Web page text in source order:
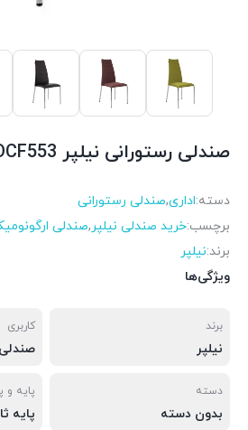
صندلی رستورانی نیلپر OCF553
دسته:اداری,صندلی رستورانی
برچسب:خرید صندلی نیلپر,صندلی
برند:نیلپر
ویژگی‌ها
برند
نیلپر
کاربری
دسته
بدون دسته
پایه و
پایه